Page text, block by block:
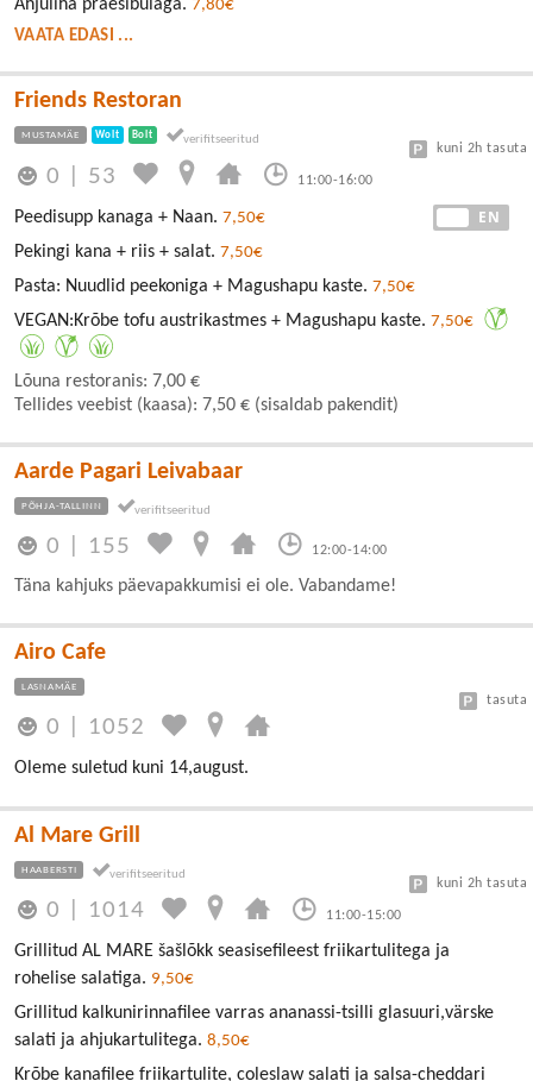
Ahjuliha praesibulaga. 7,80€
VAATA EDASI ...
Friends Restoran
MUSTAMÄE Wolt Bolt
0 53 11:00-16:00
kuni 2h tasuta
EN
Peedisupp kanaga + Naan. 7,50€
Pekingi kana + riis + salat. 7,50€
Pasta: Nuudlid peekoniga + Magushapu kaste. 7,50€
VEGAN:Krõbe tofu austrikastmes + Magushapu kaste. 7,50€
Lõuna restoranis: 7,00 €
Tellides veebist (kaasa): 7,50 € (sisaldab pakendit)
Aarde Pagari Leivabaar
PÕHJA-TALLINN
0 155 12:00-14:00
Täna kahjuks päevapakkumisi ei ole. Vabandame!
Airo Cafe
LASNAMÄE
0 1052
tasuta
Oleme suletud kuni 14,august.
Al Mare Grill
HAABERSTI
0 1014 11:00-15:00
kuni 2h tasuta
Grillitud AL MARE šašlõkk seasisefileest friikartulitega ja
rohelise salatiga. 9,50€
Grillitud kalkunirinnafilee varras ananassi-tsilli glasuuri,värske
salati ja ahjukartulitega. 8,50€
Krõbe kanafilee friikartulite, coleslaw salati ja salsa-cheddari